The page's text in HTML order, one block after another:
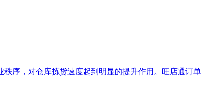
序，对仓库拣货速度起到明显的提升作用。旺店通订单